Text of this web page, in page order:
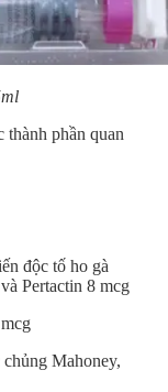
thành phần quan
độc tố ho gà
Pertactin 8 mcg
Mahoney,